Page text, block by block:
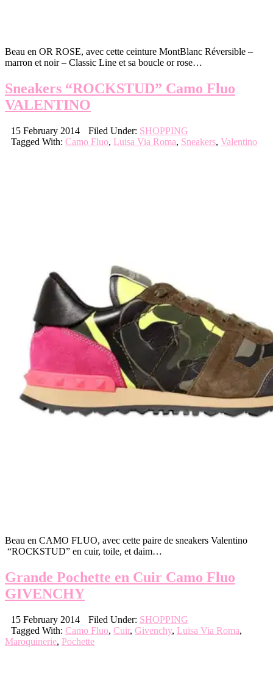
Beau en OR ROSE, avec cette ceinture MontBlanc Réversible –
marron et noir – Classic Line et sa boucle or rose…
Sneakers “ROCKSTUD” Camo Fluo
VALENTINO
15 February 2014 Filed Under: SHOPPING
Tagged With: Camo Fluo, Luisa Via Roma, Sneakers, Valentino
Beau en CAMO FLUO, avec cette paire de sneakers Valentino
“ROCKSTUD” en cuir, toile, et daim…
Grande Pochette en Cuir Camo Fluo
GIVENCHY
15 February 2014 Filed Under: SHOPPING
Tagged With: Camo Fluo, Cuir, Givenchy, Luisa Via Roma,
Maroquinerie, Pochette